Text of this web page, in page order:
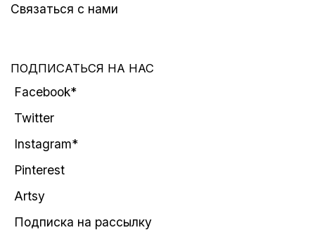
Связаться с нами
ПОДПИСАТЬСЯ НА НАС
Facebook*
Twitter
Instagram*
Pinterest
Artsy
Подписка на рассылку